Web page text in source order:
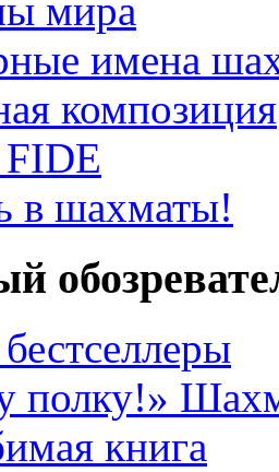
мира
имена
композиция
в шахматы!
полку!»
книга